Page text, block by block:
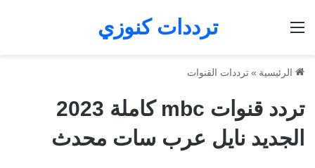
ترددات كنوزي
الرئيسية »ترددات القنوات
تردد قنوات mbc كاملة 2023
الجديد نايل عرب سات محدث